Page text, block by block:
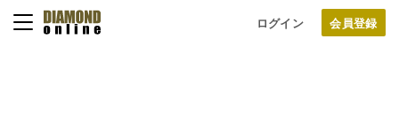
ログイン